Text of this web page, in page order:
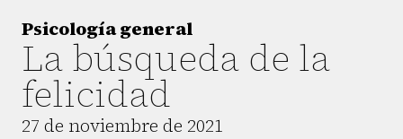
Psicología general
La búsqueda de la
felicidad
27 de noviembre de 2021